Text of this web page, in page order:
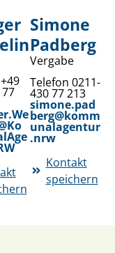
Simone
Padberg
Vergabe
Telefon 0211-
430 77 213
simone.pad
berg@komm
unalagentur
.nrw
Kontakt
speichern